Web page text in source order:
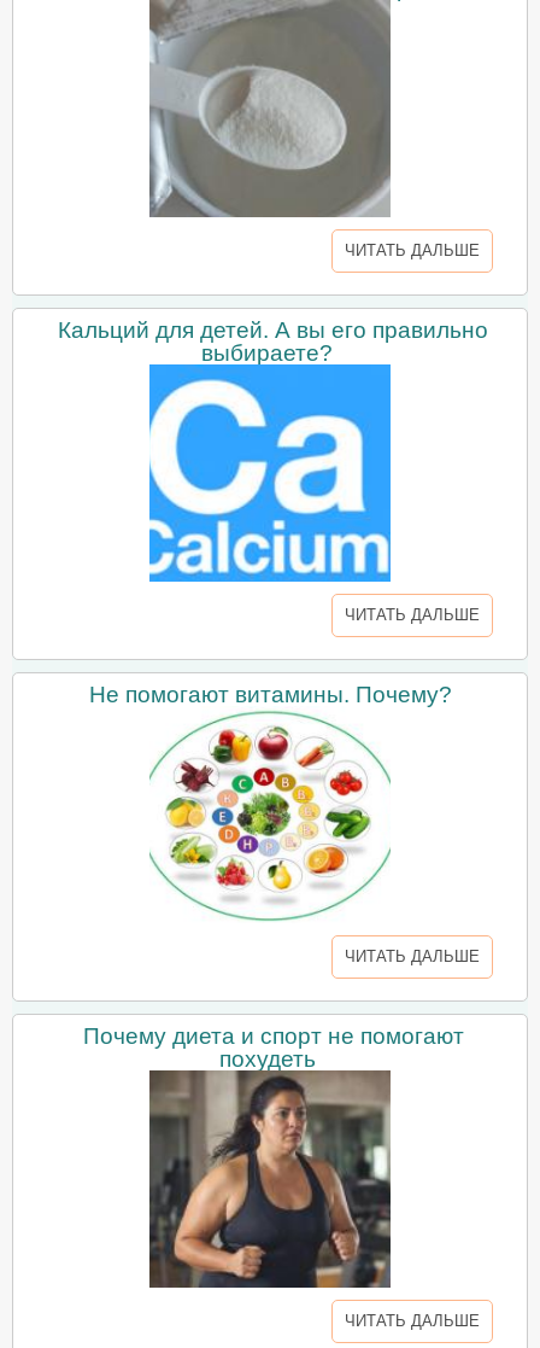
ЧИТАТЬ ДАЛЬШЕ
Кальций для детей. А вы его правильно
выбираете?
ЧИТАТЬ ДАЛЬШЕ
Не помогают витамины. Почему?
ЧИТАТЬ ДАЛЬШЕ
Почему диета и спорт не помогают
похудеть
ЧИТАТЬ ДАЛЬШЕ